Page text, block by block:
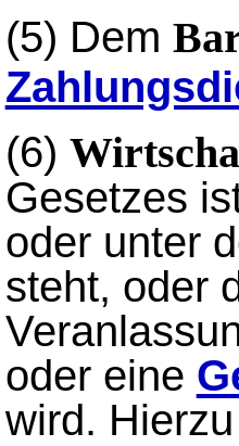
(5) Dem
(6)
Gesetzes
oder unter
steht, oder
oder eine
wird.